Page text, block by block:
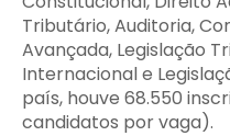
Tributário, Auditoria,
Avançada, Legislação
Internacional e
país, houve 68.550
candidatos por vaga).